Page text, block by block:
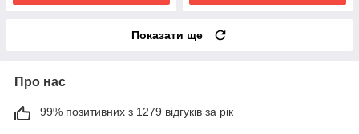
Показати ще
Про нас
99% позитивних з 1279 відгуків за рік